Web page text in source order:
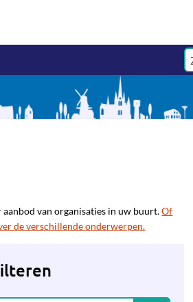
aanbod van organisaties in uw buurt.Of
de verschillende onderwerpen.